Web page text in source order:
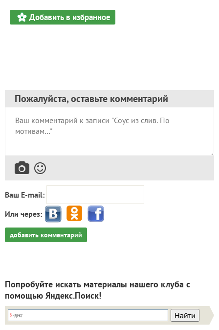
Добавить в избранное
Пожалуйста, оставьте комментарий
Ваш E-mail:
Или через:
добавить комментарий
Попробуйте искать материалы нашего клуба с
помощью Яндекс.Поиск!